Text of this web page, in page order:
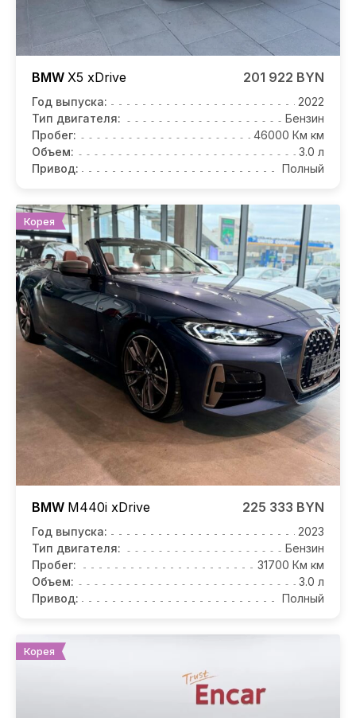
BMW X5 xDrive 201 922 BYN
Год выпуска:
2022
Тип двигателя:
Бензин
Пробег:
46000 Км км
Объем:
3.0 л
Привод:
Полный
Корея
BMW M440i xDrive 225 333 BYN
Год выпуска:
2023
Тип двигателя:
Бензин
Пробег:
31700 Км км
Объем:
3.0 л
Привод:
Полный
Корея